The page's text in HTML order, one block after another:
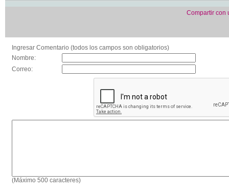
Compartir con
Ingresar Comentario (todos los campos son obligatorios)
Nombre:
Correo:
(Máximo 500 caracteres)